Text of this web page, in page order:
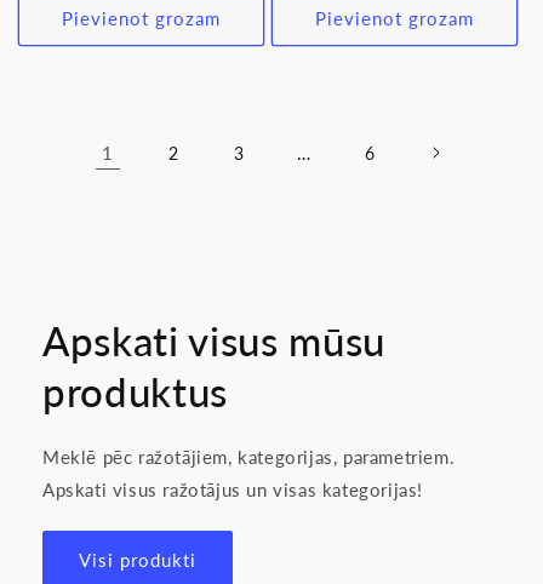
Pievienot grozam Pievienot grozam
1 2 3 6
Apskati visus mūsu
produktus
Meklē pēc ražotājiem, kategorijas, parametriem.
Apskati visus ražotājus un visas kategorijas!
Visi produkti